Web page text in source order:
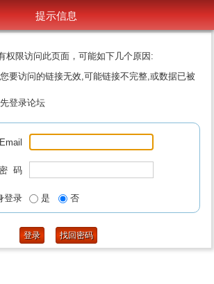
提示信息
权限访问此页面，可能如下几个原因:
要访问的链接无效,可能链接不完整,或数据已被
登录论坛
Email
密 码
登录 是 否